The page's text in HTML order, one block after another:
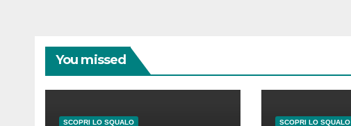
You missed
SCOPRI LO SQUALO SCOPRI LO SQUALO